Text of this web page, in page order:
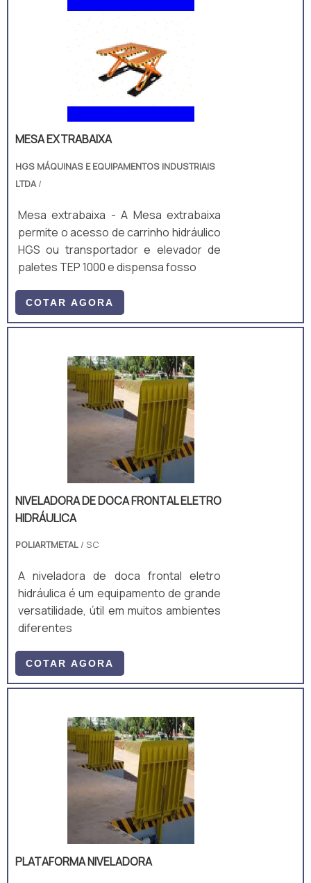
MESA EXTRABAIXA
HGS MÁQUINAS E EQUIPAMENTOS INDUSTRIAIS
LTDA /
Mesa extrabaixa - A Mesa extrabaixa
permite o acesso de carrinho hidráulico
HGS ou transportador e elevador de
paletes TEP 1000 e dispensa fosso
COTAR AGORA
NIVELADORA DE DOCA FRONTAL ELETRO
HIDRÁULICA
POLIARTMETAL / SC
A niveladora de doca frontal eletro
hidráulica é um equipamento de grande
versatilidade, útil em muitos ambientes
diferentes
COTAR AGORA
PLATAFORMA NIVELADORA